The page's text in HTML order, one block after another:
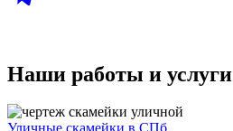
Наши работы и услуги